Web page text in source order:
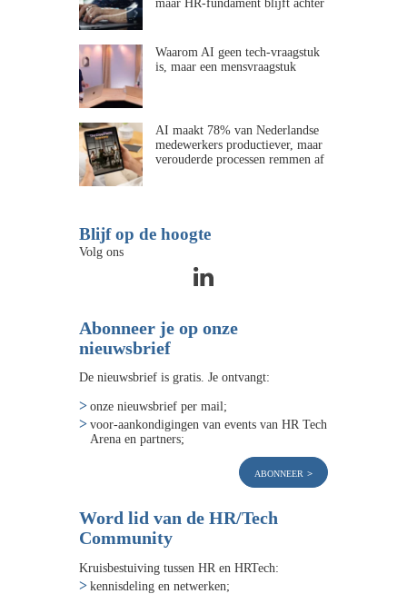
Waarom AI geen tech-vraagstuk
is, maar een mensvraagstuk
AI maakt 78% van Nederlandse
medewerkers productiever, maar
verouderde processen remmen af
Blijf op de hoogte
Volg ons
Abonneer je op onze
nieuwsbrief
De nieuwsbrief is gratis. Je ontvangt:
onze nieuwsbrief per mail;
voor-aankondigingen van events van HR Tech
Arena en partners;
abonneer
Word lid van de HR/Tech
Community
Kruisbestuiving tussen HR en HRTech:
kennisdeling en netwerken;